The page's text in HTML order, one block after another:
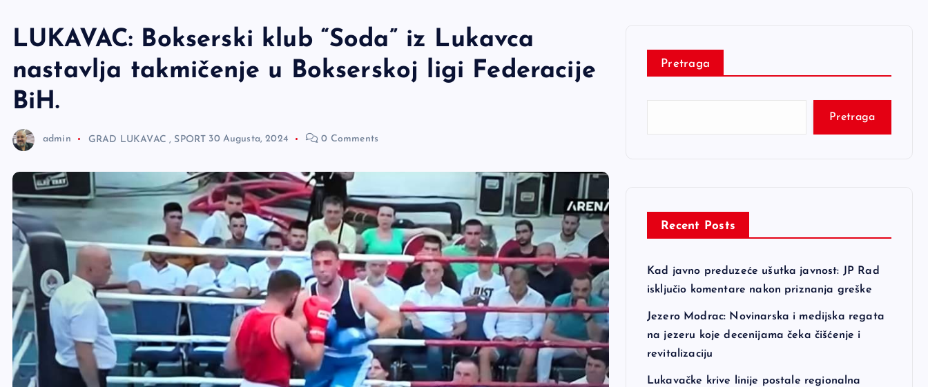
LUKAVAC: Bokserski klub “Soda” iz Lukavca
nastavlja takmičenje u Bokserskoj ligi Federacije
BiH.
admin GRAD LUKAVAC , SPORT 30 Augusta, 2024 0 Comments
Pretraga
Pretraga
Recent Posts
Kad javno preduzeće ušutka javnost: JP Rad
isključio komentare nakon priznanja greške
Jezero Modrac: Novinarska i medijska regata
na jezeru koje decenijama čeka čišćenje i
revitalizaciju
Lukavačke krive linije postale regionalna